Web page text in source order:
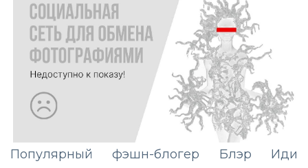
Популярный фэшн-блогер Блэр Иди